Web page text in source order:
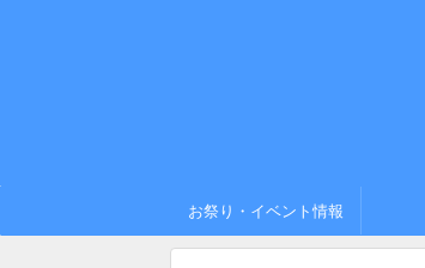
お祭り・イベント情報